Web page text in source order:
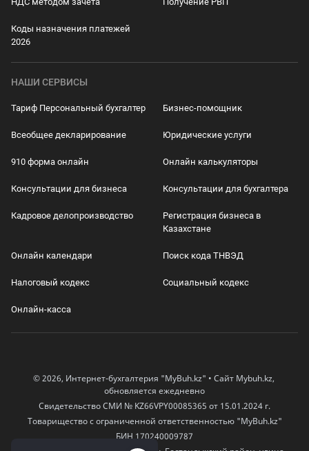
Коды назначения платежей
2026
НАШИ СЕРВИСЫ
Тариф Персональный бухгалтер Бизнес-помощник
Всеобщее декларирование Юридические услуги
910 форма онлайн Онлайн калькуляторы
Консультации для бизнеса Консультации для бухгалтера
Кадровое делопроизводство
Регистрация бизнеса в
Казахстане
Онлайн календари Поиск кода ТНВЭД
Налоговый кодекс Социальный кодекс
Онлайн-касса
© 2026, Интернет-бухгалтерия "MyBuh.kz" • Сайт Mybuh.kz,
обновляется ежедневно
Свидетельство СМИ № KZ66VPY00085365 от 15.01.2024 г.
Товарищество с ограниченной ответственностью "MyBuh.kz"
БИН 170240009787